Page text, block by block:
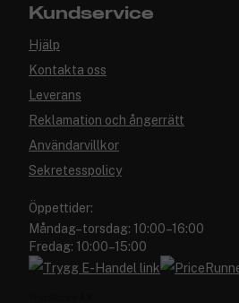
Kundservice
Hjälp
Kontakta oss
Leverans
Reklamation och ångerrätt
Användarvillkor
Sekretesspolicy
Öppettider:
Måndag–torsdag: 10:00–16:00
Fredag: 10:00–15:00